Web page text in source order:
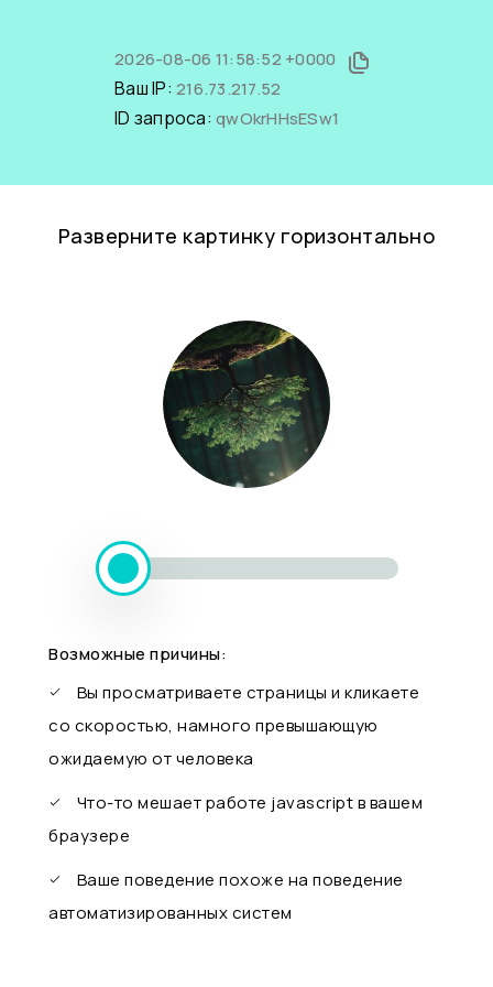
2026-08-06 11:58:52 +0000
Ваш IP: 216.73.217.52
ID запроса: qwOkrHHsESw1
Разверните картинку горизонтально
Возможные причины:
Вы просматриваете страницы и кликаете
со скоростью, намного превышающую
ожидаемую от человека
Что-то мешает работе javascript в вашем
браузере
Ваше поведение похоже на поведение
автоматизированных систем